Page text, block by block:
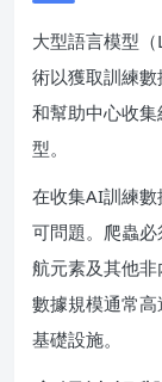
大型語言模型
術以獲取訓練
和幫助中心收
型。
在收集AI訓練
可問題。爬蟲
航元素及其他
數據規模通常
基礎設施。